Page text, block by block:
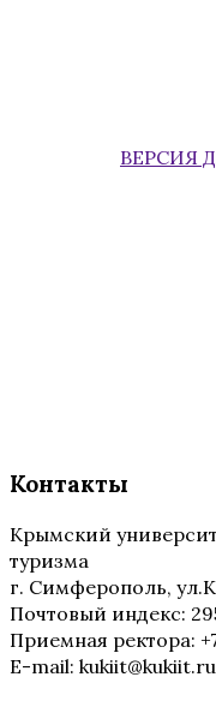
ВЕРСИЯ
Контакты
Крымский
туризма
г. Симферополь,
Почтовый индекс:
Приемная ректора:
E-mail: